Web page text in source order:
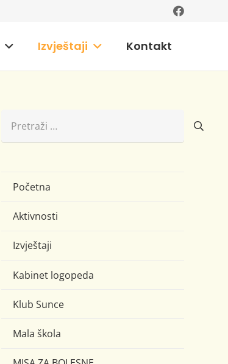
Izvještaji Kontakt
Početna
Aktivnosti
Izvještaji
Kabinet logopeda
Klub Sunce
Mala škola